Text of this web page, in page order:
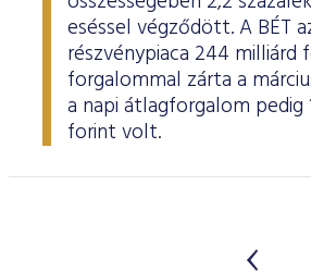
eséssel végződött. A BÉT
részvénypiaca 244 milliárd
forgalommal zárta a
a napi átlagforgalom pedig
forint volt.